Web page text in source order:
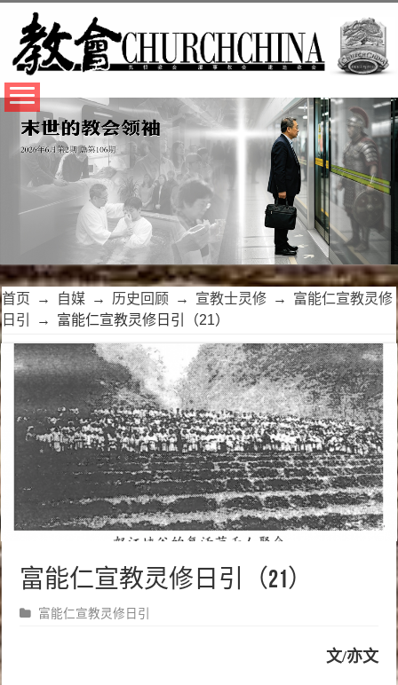
首页 → 自媒 → 历史回顾 → 宣教士灵修 →
富能仁宣教灵修
日引
→ 富能仁宣教灵修日引（21）
富能仁宣教灵修日引（21）
富能仁宣教灵修日引
文/亦文